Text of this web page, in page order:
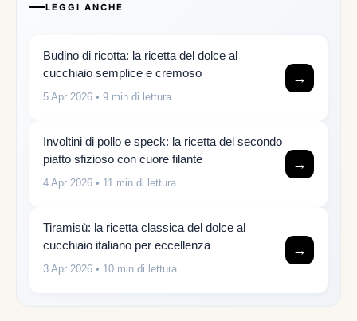
LEGGI ANCHE
Budino di ricotta: la ricetta del dolce al
cucchiaio semplice e cremoso
5 Apr 2026 • 9 min di lettura
→
Involtini di pollo e speck: la ricetta del secondo
piatto sfizioso con cuore filante
4 Apr 2026 • 11 min di lettura
→
Tiramisù: la ricetta classica del dolce al
cucchiaio italiano per eccellenza
3 Apr 2026 • 10 min di lettura
→